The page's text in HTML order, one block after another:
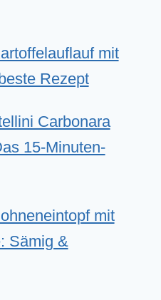
mit
Rezept
Carbonara
15-Minuten-
mit
Sämig &